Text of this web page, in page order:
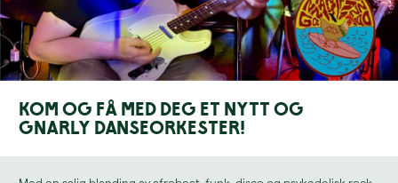
Kom og få med deg et nytt og
gnarly danseorkester!